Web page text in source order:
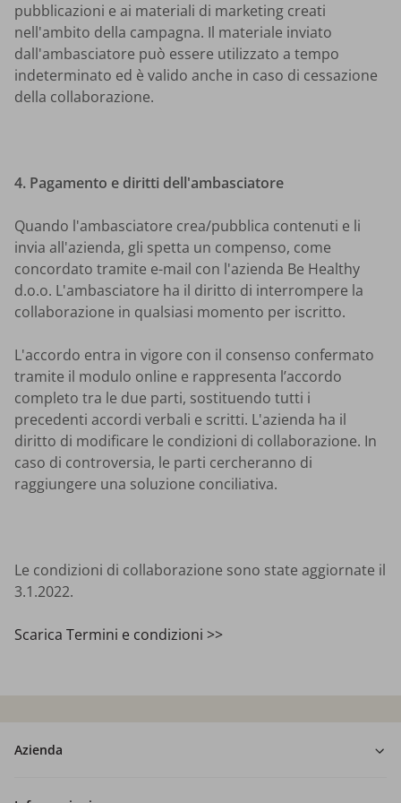
pubblicazioni e ai materiali di marketing creati
nell'ambito della campagna. Il materiale inviato
dall'ambasciatore può essere utilizzato a tempo
indeterminato ed è valido anche in caso di cessazione
della collaborazione.
4. Pagamento e diritti dell'ambasciatore
Quando l'ambasciatore crea/pubblica contenuti e li
invia all'azienda, gli spetta un compenso, come
concordato tramite e-mail con l'azienda Be Healthy
d.o.o. L'ambasciatore ha il diritto di interrompere la
collaborazione in qualsiasi momento per iscritto.
L'accordo entra in vigore con il consenso confermato
tramite il modulo online e rappresenta l’accordo
completo tra le due parti, sostituendo tutti i
precedenti accordi verbali e scritti. L'azienda ha il
diritto di modificare le condizioni di collaborazione. In
caso di controversia, le parti cercheranno di
raggiungere una soluzione conciliativa.
Le condizioni di collaborazione sono state aggiornate il
3.1.2022.
Scarica Termini e condizioni >>
Azienda